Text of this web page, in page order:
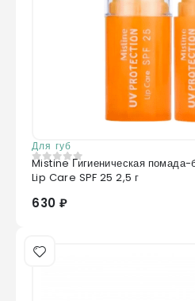
Для губ
0из 5
Mistine Гигиеническая
Lip Care SPF 25 2,5 г
630 ₽